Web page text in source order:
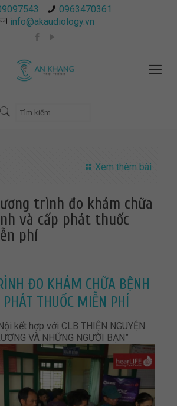
0963470361
info@akaudiology.vn
Xem thêm bài
trình đo khám chữa
và cấp phát thuốc
phí
ĐO KHÁM CHỮA BỆNH
PHÁT THUỐC MIỄN PHÍ
kết hợp với CLB THIỆN NGUYỆN
VÀ NHỮNG NGƯỜI BẠN”